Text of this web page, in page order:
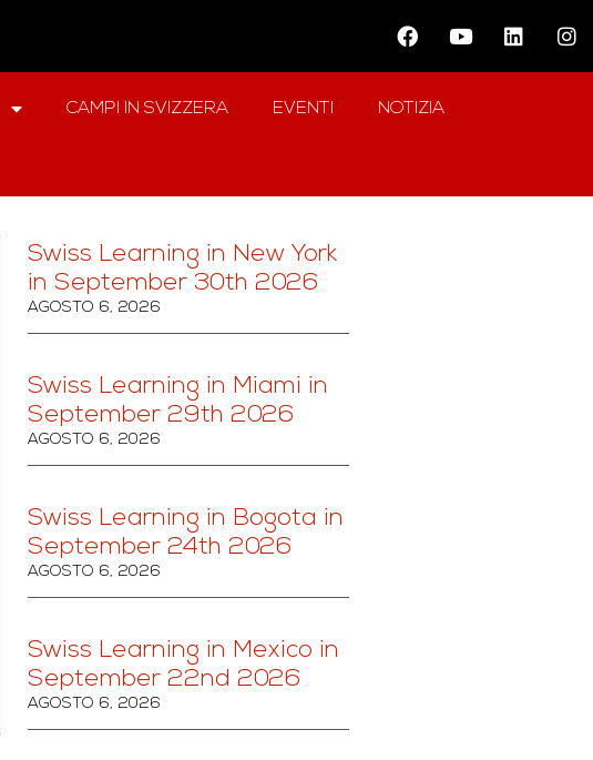
CAMPI IN SVIZZERA EVENTI NOTIZIA
Swiss Learning in New York
in September 30th 2026
AGOSTO 6, 2026
Swiss Learning in Miami in
September 29th 2026
AGOSTO 6, 2026
Swiss Learning in Bogota in
September 24th 2026
AGOSTO 6, 2026
Swiss Learning in Mexico in
September 22nd 2026
AGOSTO 6, 2026